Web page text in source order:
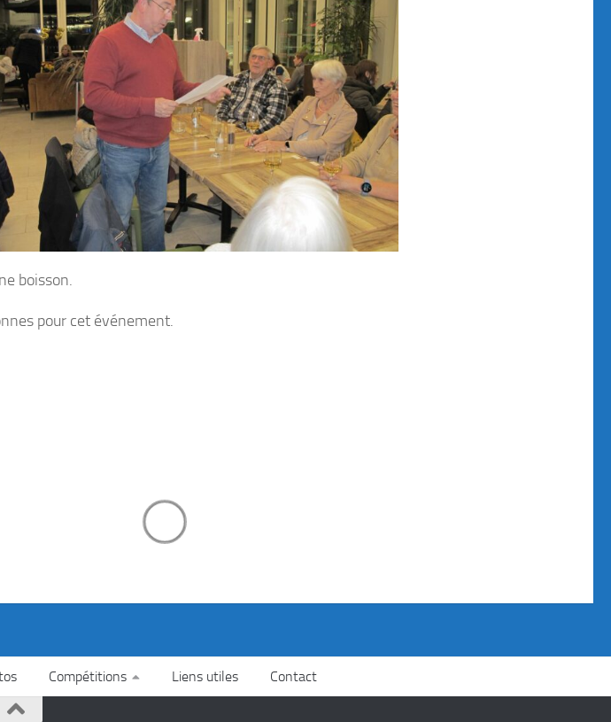
boisson.
pour cet événement.
Compétitions Liens utiles Contact